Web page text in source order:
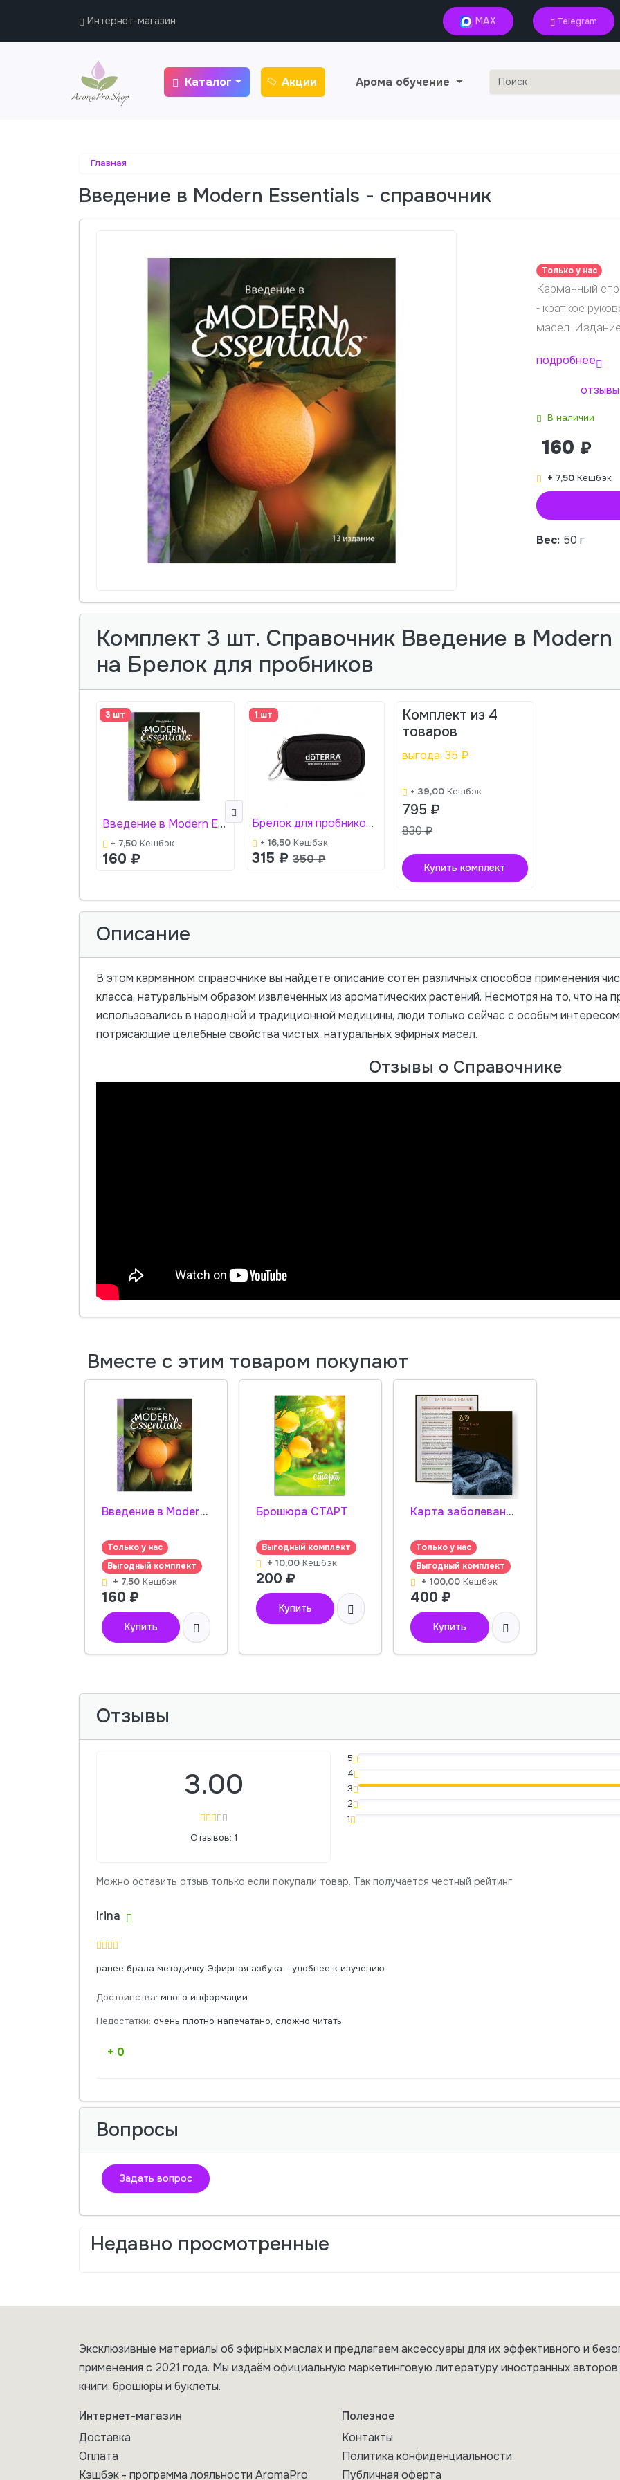
Интернет-магазин MAX Telegram
Каталог Акции Арома обучение
Главная
Введение в Modern Essentials - справочник
Только у нас
Карманный
- краткое
масел.
подробнее
отзывы
В наличии
160 ₽
+ 7,50 Кешбэк
Вес: 50 г
Комплект 3 шт. Справочник Введение в Modern
на Брелок для пробников
3 шт
Введение в Modern Essentials - справочник
+ 7,50 Кешбэк
160 ₽
1 шт
Брелок для пробников черный
+16,50 Кешбэк
315 ₽ 350₽
Комплект из 4
товаров
выгода: 35 ₽
+ 39,00Кешбэк
795 ₽
830₽
Купить комплект
Описание
В этом карманном справочнике вы найдете описание сотен различных способов применения
класса, натуральным образом извлеченных из ароматических растений. Несмотря на то, что на
использовались в народной и традиционной медицины, люди только сейчас с особым
потрясающие целебные свойства чистых, натуральных эфирных масел.
Отзывы о Справочнике
Вместе с этим товаром покупают
Введение в Modern Essentials - справочник
Только у нас
Выгодный комплект
+ 7,50 Кешбэк
160 ₽
Купить
Брошюра СТАРТ
Выгодный комплект
+ 10,00Кешбэк
200 ₽
Купить
Карта заболеваний и Системы тела - вкладыш
Только у нас
Выгодный комплект
+ 100,00Кешбэк
400 ₽
Купить
Отзывы
3.00
Отзывов: 1
5
4
3
2
1
Можно оставить отзыв только если покупали товар. Так получается честный рейтинг
Irina
ранее брала методичку Эфирная азбука - удобнее к изучению
Достоинства: много информации
Недостатки: очень плотно напечатано, сложно читать
+ 0
Вопросы
Задать вопрос
Недавно просмотренные
Эксклюзивные материалы об эфирных маслах и предлагаем аксессуары для их эффективного и
применения с 2021 года. Мы издаём официальную маркетинговую литературу иностранных авторов
книги, брошюры и буклеты.
Интернет-магазин
Доставка
Оплата
Кэшбэк - программа лояльности AromaPro
Полезное
Контакты
Политика конфиденциальности
Публичная оферта